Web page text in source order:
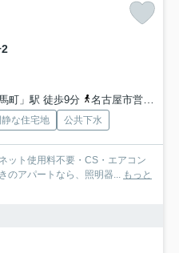
町」駅 徒歩9分
名古屋市営名城線「熱田神宮西」駅 徒歩12分
静な住宅地 公共下水
ット使用料不要・CS・エアコン
のアパートなら、照明器... もっと